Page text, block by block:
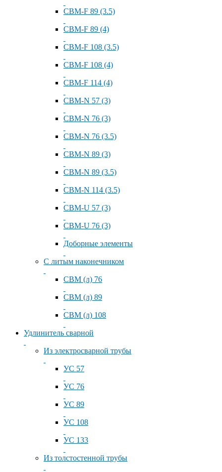
СВМ-F 89 (3.5)
СВМ-F 89 (4)
СВМ-F 108 (3.5)
СВМ-F 108 (4)
СВМ-F 114 (4)
СВМ-N 57 (3)
СВМ-N 76 (3)
СВМ-N 76 (3.5)
СВМ-N 89 (3)
СВМ-N 89 (3.5)
СВМ-N 114 (3.5)
СВМ-U 57 (3)
СВМ-U 76 (3)
Доборные элементы
С литым наконечником
СВМ (л) 76
СВМ (л) 89
СВМ (л) 108
Удлинитель сварной
Из электросварной трубы
УС 57
УС 76
УС 89
УС 108
УС 133
Из толстостенной трубы